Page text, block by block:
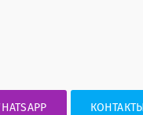
КОНТАКТЫ